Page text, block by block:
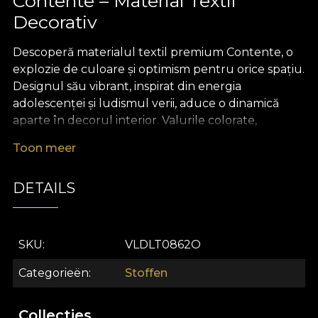
Decorativ
Descoperă materialul textil premium Contente, o
explozie de culoare și optimism pentru orice spațiu.
Designul său vibrant, inspirat din energia
adolescenței și ludismul verii, aduce o dinamică
aparte în decorul interior. Valurile colorate,
negre creează o atmosferă veselă, modernă, ce
al bunei dispoziții.
a camerei, cât și pentru tapițarea mobilierului,
perne decorative, cuverturi sau fețe de masă cu
personalitate. Poate înviora dormitoare, camere de
Toon meer
DETAILS
SKU VLDLT0862O
Categorieën Stoffen